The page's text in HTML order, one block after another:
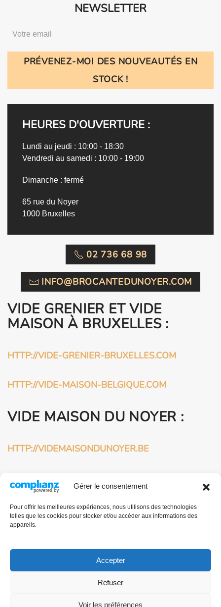
Gérer le consentement
Pour offrir les meilleures expériences, nous utilisons des technologies
telles que les cookies pour stocker et/ou accéder aux informations des
appareils.
Accepter
Refuser
Voir les préférences
NEWSLETTER
PRÉVENEZ-MOI DES NOUVEAUTÉS EN
STOCK !
HEURES D'OUVERTURE :
Lundi au jeudi : 10:00 - 18:30
Vendredi au samedi : 10:00 - 19:00
Dimanche : fermé
65 rue du Noyer
1000 Bruxelles
02 736 68 98
INFO@BROCANTEDUNOYER.COM
VIDE GRENIER ET VIDE
MAISON À BRUXELLES :
HTTP://VIDE-GRENIER-BRUXELLES.COM
HTTP://VIDE-MAISON-BELGIQUE.COM
VIDE MAISON DU NOYER :
HTTP://VIDEMAISONDUNOYER.BE
HTTP://VIDEMAISONDUNOYER.COM
BROCANTEUR
PROFESSIONNEL À
HTTP://BROCANTE-BRUXELLES.COM